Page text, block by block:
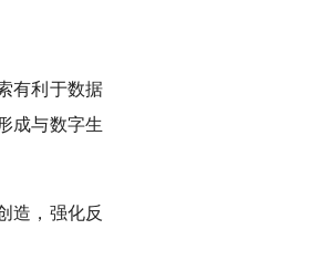
有利于数据
成与数字生
造，强化反